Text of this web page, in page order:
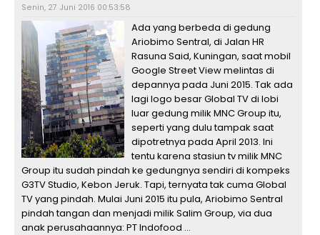
Senin, 27 Juni 2016 00:53:58
Ada yang berbeda di gedung
Ariobimo Sentral, di Jalan HR
Rasuna Said, Kuningan, saat mobil
Google Street View melintas di
depannya pada Juni 2015. Tak ada
lagi logo besar Global TV di lobi
luar gedung milik MNC Group itu,
seperti yang dulu tampak saat
dipotretnya pada April 2013. Ini
tentu karena stasiun tv milik MNC
Group itu sudah pindah ke gedungnya sendiri di kompeks
G3TV Studio, Kebon Jeruk. Tapi, ternyata tak cuma Global
TV yang pindah. Mulai Juni 2015 itu pula, Ariobimo Sentral
pindah tangan dan menjadi milik Salim Group, via dua
anak perusahaannya: PT Indofood ...